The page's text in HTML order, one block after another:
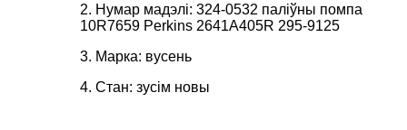
2. Нумар мадэлі: 324-0532 паліўны помпа
10R7659 Perkins 2641A405R 295-9125
3. Марка: вусень
4. Стан: зусім новы